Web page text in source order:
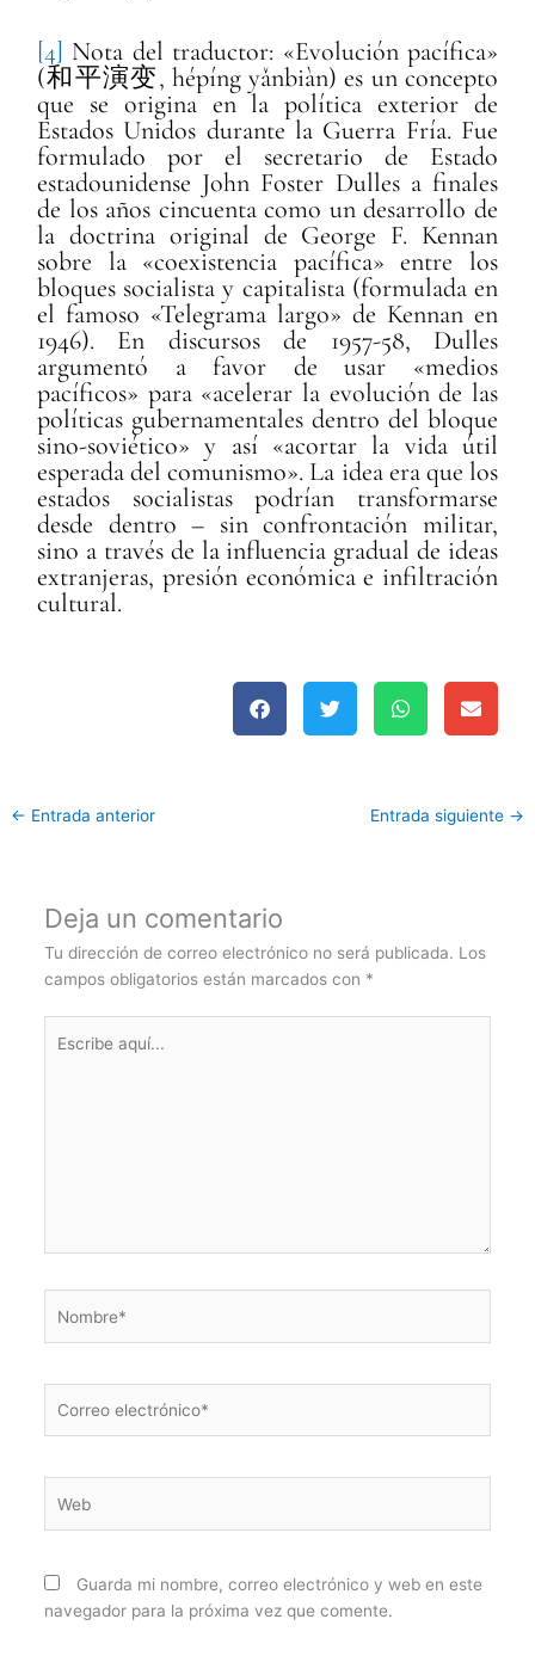
[4] Nota del traductor: «Evolución pacífica»
(和平演变, hépíng yǎnbiàn) es un concepto
que se origina en la política exterior de
Estados Unidos durante la Guerra Fría. Fue
formulado por el secretario de Estado
estadounidense John Foster Dulles a finales
de los años cincuenta como un desarrollo de
la doctrina original de George F. Kennan
sobre la «coexistencia pacífica» entre los
bloques socialista y capitalista (formulada en
el famoso «Telegrama largo» de Kennan en
1946). En discursos de 1957-58, Dulles
argumentó a favor de usar «medios
pacíficos» para «acelerar la evolución de las
políticas gubernamentales dentro del bloque
sino-soviético» y así «acortar la vida útil
esperada del comunismo». La idea era que los
estados socialistas podrían transformarse
desde dentro – sin confrontación militar,
sino a través de la influencia gradual de ideas
extranjeras, presión económica e infiltración
cultural.
← Entrada anterior Entrada siguiente →
Deja un comentario
Tu dirección de correo electrónico no será publicada. Los
campos obligatorios están marcados con *
aquí...
electrónico*
Guarda mi nombre, correo electrónico y web en este
navegador para la próxima vez que comente.